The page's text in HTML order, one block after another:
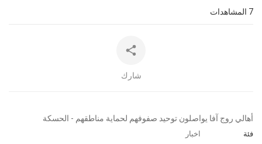
المشاهدات
شارك
⁣أهالي روج آفا يواصلون توحيد صفوفهم لحماية مناطقهم - الحسكة
فئة اخبار